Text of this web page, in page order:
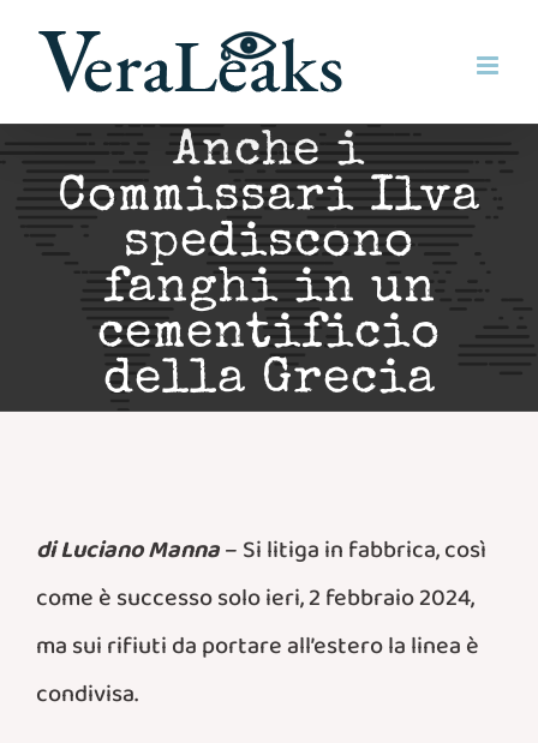
Salta
contenuto
Anche i
Commissari Ilva
spediscono
fanghi in un
cementificio
della Grecia
di Luciano Manna– Si litiga in fabbrica, così
come è successo solo ieri, 2 febbraio 2024,
ma sui rifiuti da portare all’estero la linea è
condivisa.